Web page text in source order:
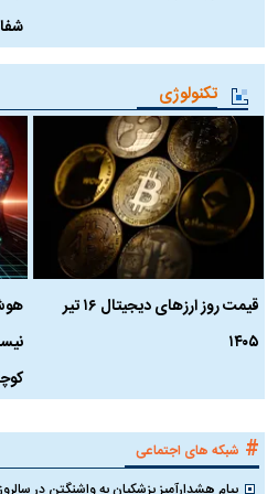
تکنولوژی
قیمت روز ارز‌های دیجیتال ۱۶ تیر
۱۴۰۵
# شبکه های اجتماعی
پیام هشدارآمیز پزشکیان به واشنگتن در